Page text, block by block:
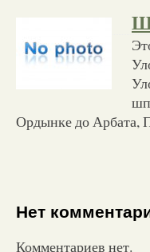
Ордынке до Арбата,
Нет
Комментариев нет.